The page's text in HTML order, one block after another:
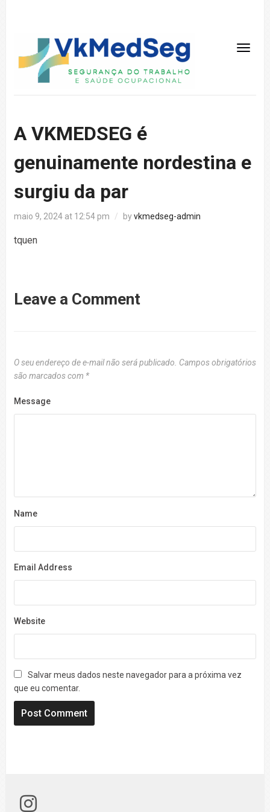
A VKMEDSEG é
genuinamente nordestina e
surgiu da par
maio 9, 2024 at 12:54 pm / byvkmedseg-admin
tquen
Leave a Comment
O seu endereço de e-mail não será publicado. Campos obrigatórios
são marcados com *
Message
Name
Email Address
Website
Salvar meus dados neste navegador para a próxima vez
que eu comentar.